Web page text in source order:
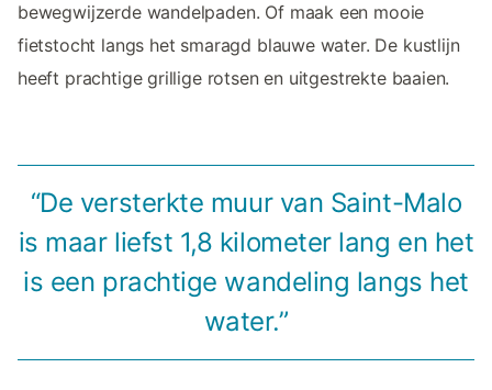
bewegwijzerde wandelpaden. Of maak een mooie
fietstocht langs het smaragd blauwe water. De kustlijn
heeft prachtige grillige rotsen en uitgestrekte baaien.
“De versterkte muur van Saint-Malo
is maar liefst 1,8 kilometer lang en het
is een prachtige wandeling langs het
water.”